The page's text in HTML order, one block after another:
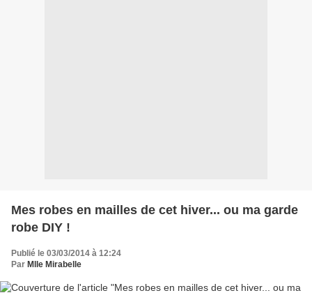
Mes robes en mailles de cet hiver... ou ma garde
robe DIY !
Publié le 03/03/2014 à 12:24
Par Mlle Mirabelle